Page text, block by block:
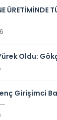
ÜRETİMİNDE
Oldu:
Girişimci